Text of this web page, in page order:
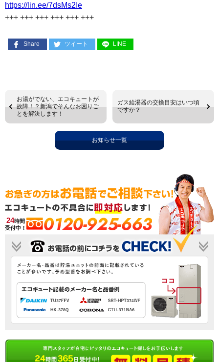
https://lin.ee/7dsMs2Ie
+++ +++ +++ +++ +++ +++
Share ツイート LINE
お湯がでない、エコキュートが
故障！？新潟でそんなお困りご
とを解決します！
ガス給湯器の交換目安はいつ頃
ですか？
お知らせ一覧
24時間
受付中！
0120-925-663